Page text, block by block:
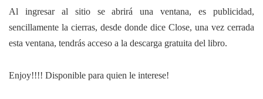
Al ingresar al sitio se abrirá una ventana, es publicidad,
sencillamente la cierras, desde donde dice Close, una vez cerrada
esta ventana, tendrás acceso a la descarga gratuita del libro.
Enjoy!!!! Disponible para quien le interese!